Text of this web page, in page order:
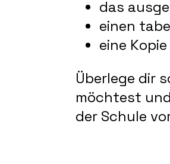
das
einen
eine
Überlege dir
möchtest
der Schule